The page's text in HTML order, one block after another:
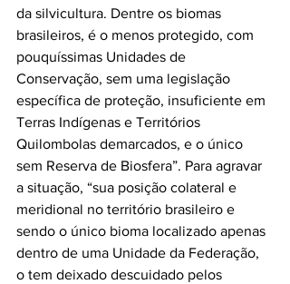
da silvicultura. Dentre os biomas
brasileiros, é o menos protegido, com
pouquíssimas Unidades de
Conservação, sem uma legislação
específica de proteção, insuficiente em
Terras Indígenas e Territórios
Quilombolas demarcados, e o único
sem Reserva de Biosfera”. Para agravar
a situação, “sua posição colateral e
meridional no território brasileiro e
sendo o único bioma localizado apenas
dentro de uma Unidade da Federação,
o tem deixado descuidado pelos